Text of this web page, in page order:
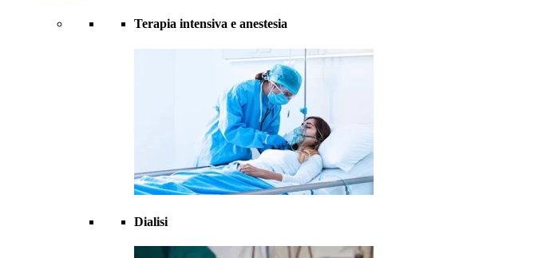
Terapia intensiva e anestesia
Dialisi